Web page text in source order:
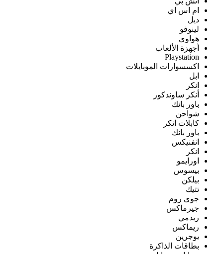
ام اس اي
ديل
لينوفو
هواوي
أجهزة الألعاب
Playstation
اكسسوارات الموبايلات
ابل
انكر
أنكر ساوندكور
باور بانك
شواحن
كابلات انكر
باور بانك
انفنيكس
انكر
اورايمو
بيسوس
بيلكن
تتيك
جوى روم
جيرماكس
ريدمي
ريماكس
يوجرين
بطاقات الذاكرة